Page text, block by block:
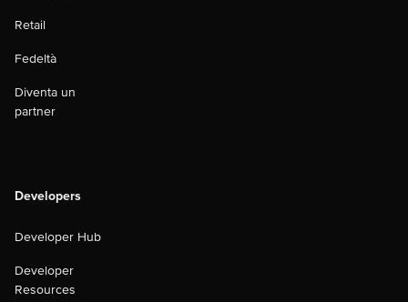
Retail
Fedeltà
Diventa un
partner
Developers
Developer Hub
Developer
Resources